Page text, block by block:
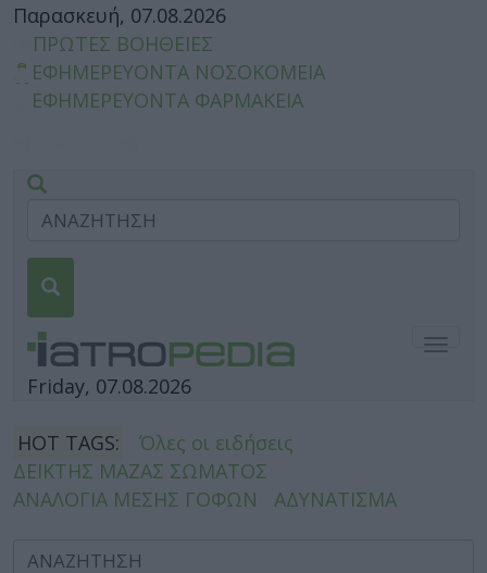
Παρασκευή, 07.08.2026
ΠΡΩΤΕΣ ΒΟΗΘΕΙΕΣ
ΕΦΗΜΕΡΕΥΟΝΤΑ ΝΟΣΟΚΟΜΕΙΑ
ΕΦΗΜΕΡΕΥΟΝΤΑ ΦΑΡΜΑΚΕΙΑ
Friday, 07.08.2026
HOT TAGS:
Όλες οι ειδήσεις
ΔΕΙΚΤΗΣ ΜΑΖΑΣ ΣΩΜΑΤΟΣ
ΑΝΑΛΟΓΙΑ ΜΕΣΗΣ ΓΟΦΩΝ
ΑΔΥΝΑΤΙΣΜΑ